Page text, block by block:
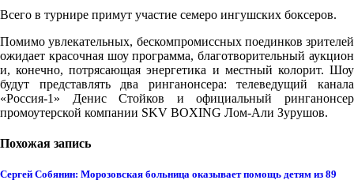
Всего в турнире примут участие семеро ингушских боксеров.
Помимо увлекательных, бескомпромиссных поединков зрителей
ожидает красочная шоу программа, благотворительный аукцион
и, конечно, потрясающая энергетика и местный колорит. Шоу
будут представлять два ринганонсера: телеведущий канала
«Россия-1» Денис Стойков и официальный ринганонсер
промоутерской компании SKV BOXING Лом-Али Зурушов.
Похожая запись
Сергей Собянин: Морозовская больница оказывает помощь детям из 89